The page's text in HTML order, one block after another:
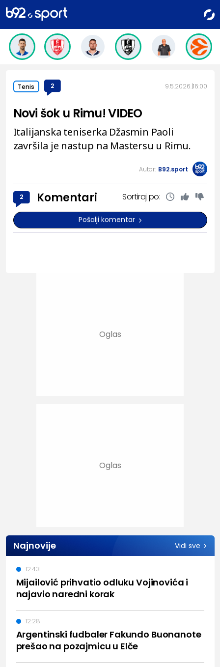
Tenis 2 9.5.2026. 16:00
Novi šok u Rimu! VIDEO
Italijanska teniserka Džasmin Paoli
završila je nastup na Mastersu u Rimu.
Autor: B92.sport
2 Komentari Sortiraj po:
Pošalji komentar
Najnovije Vidi sve
Mijailović prihvatio odluku Vojinovića i
najavio naredni korak
12:43
Argentinski fudbaler Fakundo Buonanote
prešao na pozajmicu u Elče
12:28